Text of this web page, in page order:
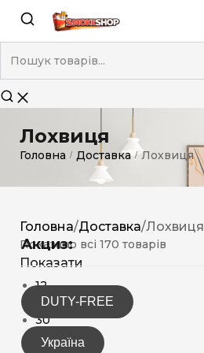
Лохвиця
Головна / Доставка / Лохвиця
Акциз:
DUTY-FREE
Україна
Головна/Доставка/Лохвиця
Показано всі 170 товарів
Показати
12
15
30